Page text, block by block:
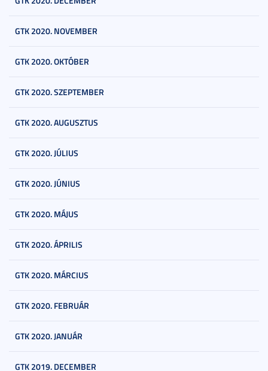
GTK 2020. NOVEMBER
GTK 2020. OKTÓBER
GTK 2020. SZEPTEMBER
GTK 2020. AUGUSZTUS
GTK 2020. JÚLIUS
GTK 2020. JÚNIUS
GTK 2020. MÁJUS
GTK 2020. ÁPRILIS
GTK 2020. MÁRCIUS
GTK 2020. FEBRUÁR
GTK 2020. JANUÁR
GTK 2019. DECEMBER